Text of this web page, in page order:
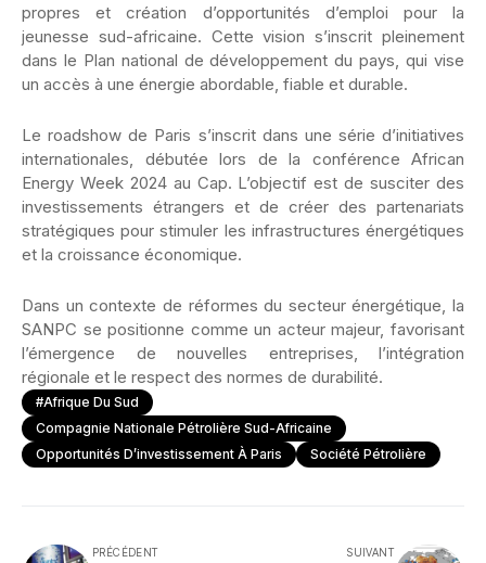
propres et création d’opportunités d’emploi pour la
jeunesse sud-africaine. Cette vision s’inscrit pleinement
dans le Plan national de développement du pays, qui vise
un accès à une énergie abordable, fiable et durable.
Le roadshow de Paris s’inscrit dans une série d’initiatives
internationales, débutée lors de la conférence African
Energy Week 2024 au Cap. L’objectif est de susciter des
investissements étrangers et de créer des partenariats
stratégiques pour stimuler les infrastructures énergétiques
et la croissance économique.
Dans un contexte de réformes du secteur énergétique, la
SANPC se positionne comme un acteur majeur, favorisant
l’émergence de nouvelles entreprises, l’intégration
régionale et le respect des normes de durabilité.
#Afrique Du Sud
Compagnie Nationale Pétrolière Sud-Africaine
Opportunités D’investissement À Paris
Société Pétrolière
PRÉCÉDENT SUIVANT